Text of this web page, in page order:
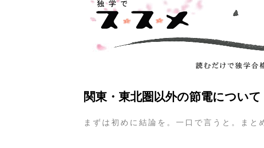
関東・東北圏以外の節電について
まずは初めに結論を。一口で言うと。まと